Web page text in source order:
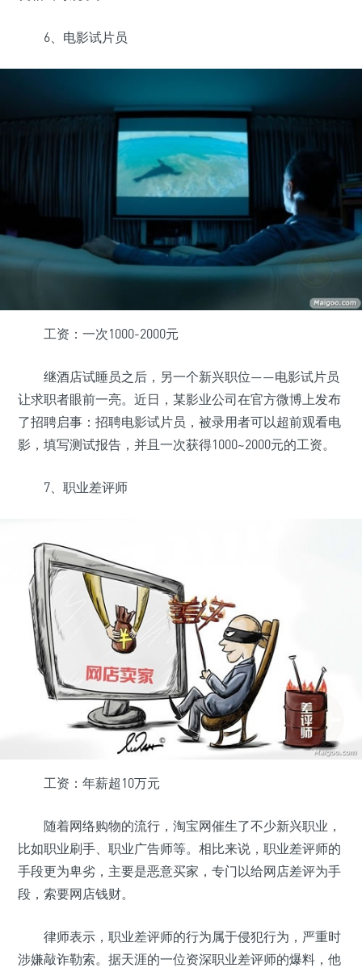
6、电影试片员
工资：一次1000-2000元
继酒店试睡员之后，另一个新兴职位——电影试片员
让求职者眼前一亮。近日，某影业公司在官方微博上发布
了招聘启事：招聘电影试片员，被录用者可以超前观看电
影，填写测试报告，并且一次获得1000~2000元的工资。
7、职业差评师
工资：年薪超10万元
随着网络购物的流行，淘宝网催生了不少新兴职业，
比如职业刷手、职业广告师等。相比来说，职业差评师的
手段更为卑劣，主要是恶意买家，专门以给网店差评为手
段，索要网店钱财。
律师表示，职业差评师的行为属于侵犯行为，严重时
涉嫌敲诈勒索。据天涯的一位资深职业差评师的爆料，他